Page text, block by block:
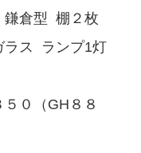
鎌倉型 棚２枚
ス ランプ1灯
０（GH８８